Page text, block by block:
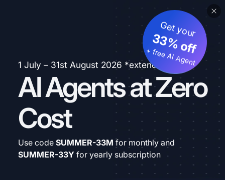
1 July – 31st August 2026 *extended
AI Agents at Zero
Cost
Get your
33% off
+ free AI Agent
Use code SUMMER-33M for monthly and
SUMMER-33Y for yearly subscription